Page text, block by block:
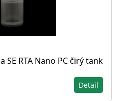
SE RTA Nano PC čirý tank
Detail